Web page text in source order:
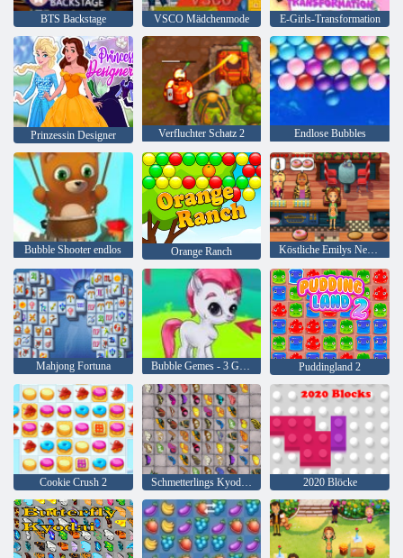
BTS Backstage VSCO Mädchenmode E-Girls-Transformation
Prinzessin Designer Verfluchter Schatz 2 Endlose Bubbles
Bubble Shooter endlos Orange Ranch Köstliche Emilys New Beginning
Mahjong Fortuna Bubble Gemes - 3 Gewinnt Puddingland 2
Cookie Crush 2 Schmetterlings Kyodai HD 2020 Blöcke